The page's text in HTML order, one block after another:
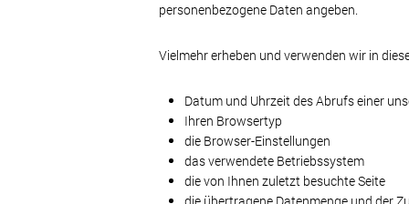
personenbezogene Daten angeben.
Vielmehr erheben und verwenden wir in
Datum und Uhrzeit des Abrufs einer
Ihren Browsertyp
die Browser-Einstellungen
das verwendete Betriebssystem
die von Ihnen zuletzt besuchte Seite